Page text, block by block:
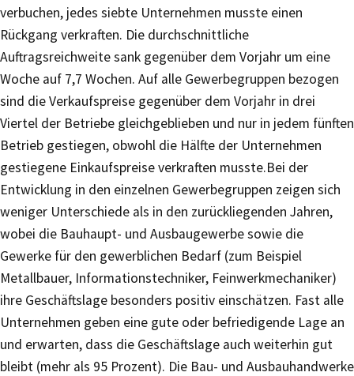
verbuchen, jedes siebte Unternehmen musste einen
Rückgang verkraften. Die durchschnittliche
Auftragsreichweite sank gegenüber dem Vorjahr um eine
Woche auf 7,7 Wochen. Auf alle Gewerbegruppen bezogen
sind die Verkaufspreise gegenüber dem Vorjahr in drei
Viertel der Betriebe gleichgeblieben und nur in jedem fünften
Betrieb gestiegen, obwohl die Hälfte der Unternehmen
gestiegene Einkaufspreise verkraften musste.Bei der
Entwicklung in den einzelnen Gewerbegruppen zeigen sich
weniger Unterschiede als in den zurückliegenden Jahren,
wobei die Bauhaupt- und Ausbaugewerbe sowie die
Gewerke für den gewerblichen Bedarf (zum Beispiel
Metallbauer, Informationstechniker, Feinwerkmechaniker)
ihre Geschäftslage besonders positiv einschätzen. Fast alle
Unternehmen geben eine gute oder befriedigende Lage an
und erwarten, dass die Geschäftslage auch weiterhin gut
bleibt (mehr als 95 Prozent). Die Bau- und Ausbauhandwerke